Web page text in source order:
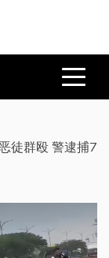
徒群殴 警逮捕7